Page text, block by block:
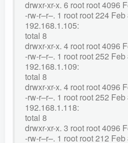
drwxr-xr-x. 6 root root 4096
-rw-r–r–. 1 root root 224
192.168.1.105:
total 8
drwxr-xr-x. 4 root root 4096
-rw-r–r–. 1 root root 252
192.168.1.109:
total 8
drwxr-xr-x. 4 root root 4096
-rw-r–r–. 1 root root 252
192.168.1.118:
total 8
drwxr-xr-x. 3 root root 4096
-rw-r–r–. 1 root root 212